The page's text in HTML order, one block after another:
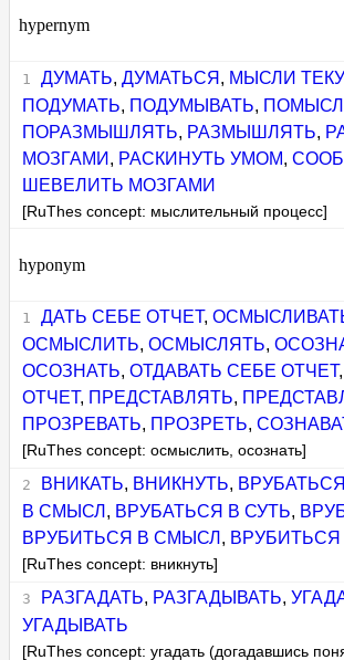
hypernym
ДУМАТЬ, ДУМАТЬСЯ , МЫСЛИ
ПОДУМАТЬ, ПОДУМЫВАТЬ,
ПОРАЗМЫШЛЯТЬ, РАЗМЫШЛЯТЬ,
МОЗГАМИ , РАСКИНУТЬ УМОМ,
ШЕВЕЛИТЬ МОЗГАМИ
[RuThes concept: мыслительный процесс]
hyponym
ДАТЬ СЕБЕ ОТЧЕТ,
ОСМЫСЛИТЬ,ОСМЫСЛЯТЬ,
ОСОЗНАТЬ,ОТДАВАТЬ СЕБЕ ОТЧЕТ
ОТЧЕТ, ПРЕДСТАВЛЯТЬ,
ПРОЗРЕВАТЬ, ПРОЗРЕТЬ,
[RuThes concept: осмыслить, осознать]
ВНИКАТЬ, ВНИКНУТЬ, ВРУБАТЬСЯ
В СМЫСЛ , ВРУБАТЬСЯ В СУТЬ,
ВРУБИТЬСЯ В СМЫСЛ , ВРУБИТЬСЯ
[RuThes concept: вникнуть]
РАЗГАДАТЬ, РАЗГАДЫВАТЬ,
УГАДЫВАТЬ
[RuThes concept: угадать (догадавшись